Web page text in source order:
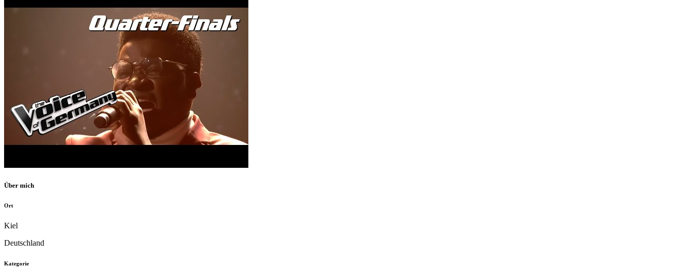
Über mich
Ort
Kiel
Deutschland
Kategorie